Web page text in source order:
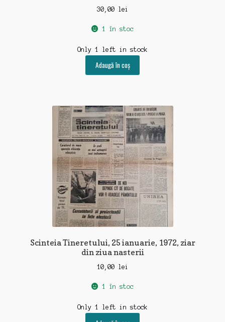
30,00 lei
1 în stoc
Only 1 left in stock
Adaugă în coș
Scinteia Tineretului, 25 ianuarie, 1972, ziar
din ziua nasterii
10,00 lei
1 în stoc
Only 1 left in stock